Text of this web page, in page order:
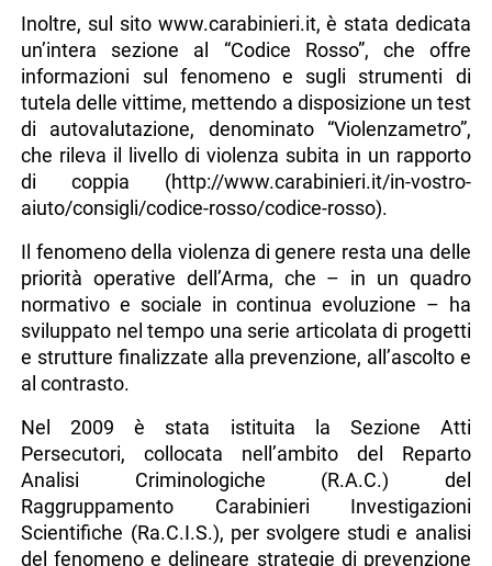
Inoltre, sul sito www.carabinieri.it, è stata dedicata
un’intera sezione al “Codice Rosso”, che offre
informazioni sul fenomeno e sugli strumenti di
tutela delle vittime, mettendo a disposizione un test
di autovalutazione, denominato “Violenzametro”,
che rileva il livello di violenza subita in un rapporto
di coppia (http://www.carabinieri.it/in-vostro-
aiuto/consigli/codice-rosso/codice-rosso).
Il fenomeno della violenza di genere resta una delle
priorità operative dell’Arma, che – in un quadro
normativo e sociale in continua evoluzione – ha
sviluppato nel tempo una serie articolata di progetti
e strutture finalizzate alla prevenzione, all’ascolto e
al contrasto.
Nel 2009 è stata istituita la Sezione Atti
Persecutori, collocata nell’ambito del Reparto
Analisi Criminologiche (R.A.C.) del
Raggruppamento Carabinieri Investigazioni
Scientifiche (Ra.C.I.S.), per svolgere studi e analisi
del fenomeno e delineare strategie di prevenzione